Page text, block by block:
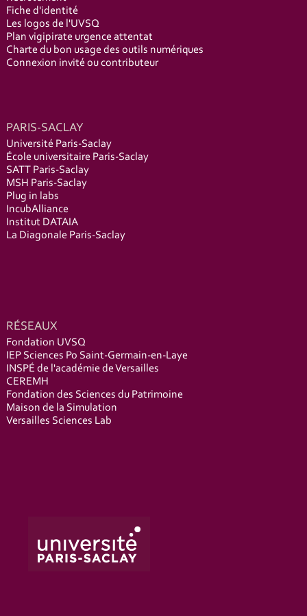
Fiche d'identité
Les logos de l'UVSQ
Plan vigipirate urgence attentat
Charte du bon usage des outils numériques
Connexion invité ou contributeur
PARIS-SACLAY
Université Paris-Saclay
École universitaire Paris-Saclay
SATT Paris-Saclay
MSH Paris-Saclay
Plug in labs
IncubAlliance
Institut DATAIA
La Diagonale Paris-Saclay
RÉSEAUX
Fondation UVSQ
IEP Sciences Po Saint-Germain-en-Laye
INSPÉ de l'académie de Versailles
CEREMH
Fondation des Sciences du Patrimoine
Maison de la Simulation
Versailles Sciences Lab